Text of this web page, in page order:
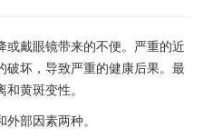
戴眼镜带来的不便。严重的近
破坏，导致严重的健康后果。最
黄斑变性。
部因素两种。